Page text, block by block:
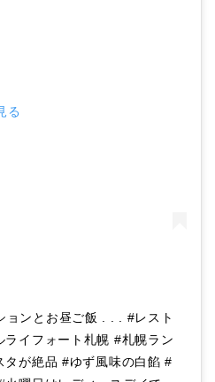
る
ョンとお昼ご飯 . . . #レスト
イフォート札幌 #札幌ラン
が絶品 #ゆず風味の白餡 #